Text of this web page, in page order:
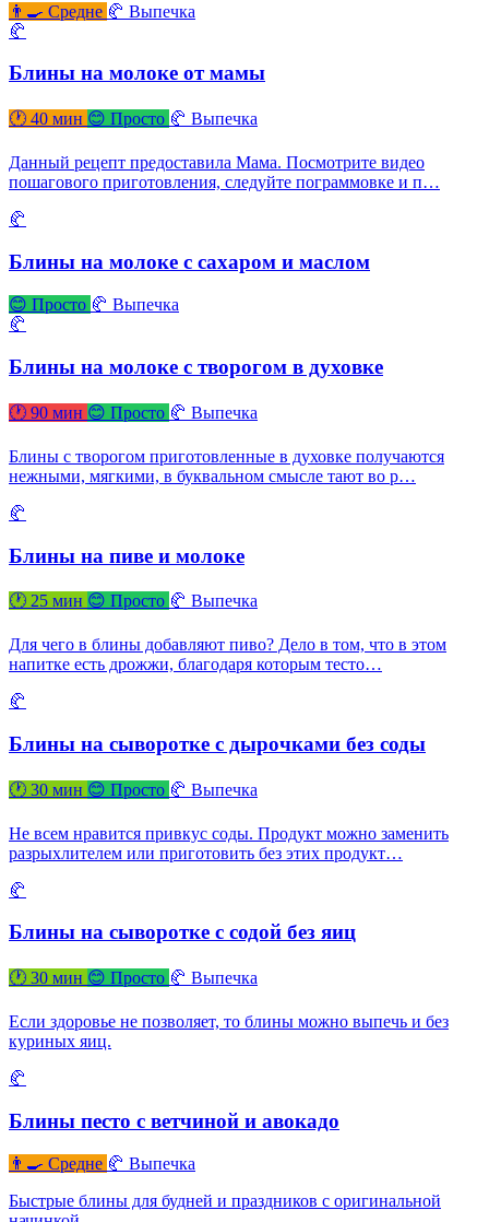
👨‍🍳 Средне 🥐 Выпечка
🥐
Блины на молоке от мамы
🕐 40 мин 😊 Просто 🥐 Выпечка
Данный рецепт предоставила Мама. Посмотрите видео
пошагового приготовления, следуйте пограммовке и п…
🥐
Блины на молоке с сахаром и маслом
😊 Просто 🥐 Выпечка
🥐
Блины на молоке с творогом в духовке
🕐 90 мин 😊 Просто 🥐 Выпечка
Блины с творогом приготовленные в духовке получаются
нежными, мягкими, в буквальном смысле тают во р…
🥐
Блины на пиве и молоке
🕐 25 мин 😊 Просто 🥐 Выпечка
Для чего в блины добавляют пиво? Дело в том, что в этом
напитке есть дрожжи, благодаря которым тесто…
🥐
Блины на сыворотке с дырочками без соды
🕐 30 мин 😊 Просто 🥐 Выпечка
Не всем нравится привкус соды. Продукт можно заменить
разрыхлителем или приготовить без этих продукт…
🥐
Блины на сыворотке с содой без яиц
🕐 30 мин 😊 Просто 🥐 Выпечка
Если здоровье не позволяет, то блины можно выпечь и без
куриных яиц.
🥐
Блины песто с ветчиной и авокадо
👨‍🍳 Средне 🥐 Выпечка
Быстрые блины для будней и праздников с оригинальной